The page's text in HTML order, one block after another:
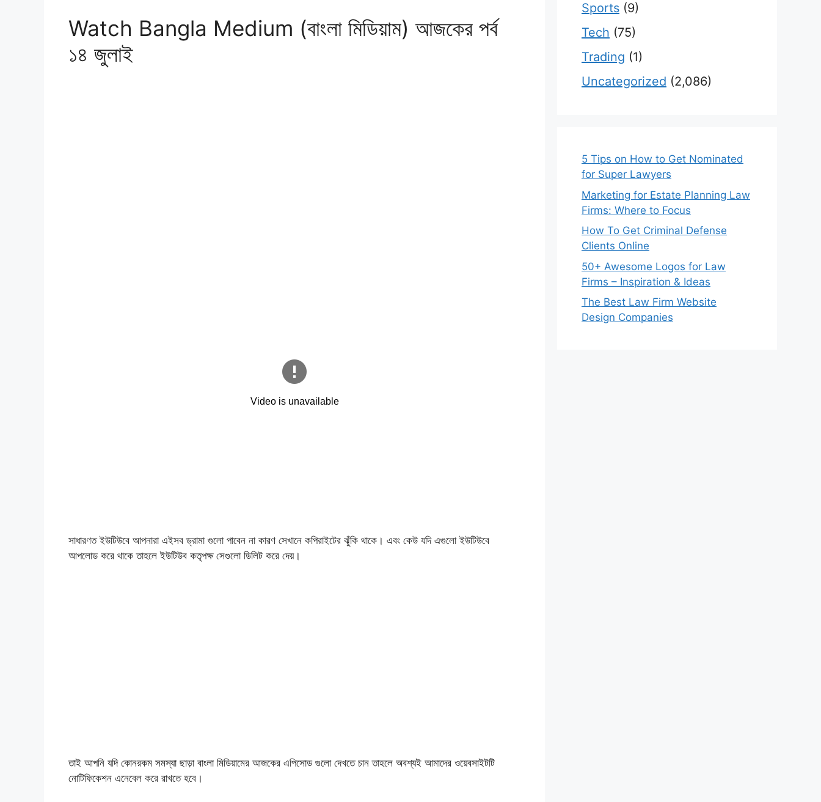
Watch Bangla Medium (বাংলা মিডিয়াম) আজকের পর্ব
১৪ জুলাই
সাধারণত ইউটিউবে আপনারা এইসব ড্রামা গুলো পাবেন না কারণ সেখানে কপিরাইটের ঝুঁকি থাকে। এবং কেউ যদি এগুলো ইউটিউবে
আপলোড করে থাকে তাহলে ইউটিউব কতৃপক্ষ সেগুলো ডিলিট করে দেয়।
তাই আপনি যদি কোনরকম সমস্যা ছাড়া বাংলা মিডিয়ামের আজকের এপিসোড গুলো দেখতে চান তাহলে অবশ্যই আমাদের ওয়েবসাইটটি
নোটিফিকেশন এনেবেল করে রাখতে হবে।
Sports (9)
Tech (75)
Trading (1)
Uncategorized (2,086)
5 Tips on How to Get Nominated
for Super Lawyers
Marketing for Estate Planning Law
Firms: Where to Focus
How To Get Criminal Defense
Clients Online
50+ Awesome Logos for Law
Firms – Inspiration & Ideas
The Best Law Firm Website
Design Companies